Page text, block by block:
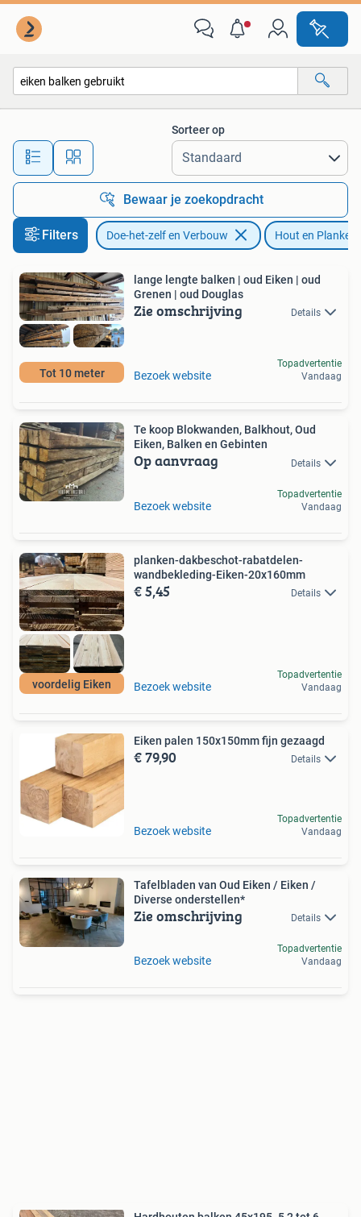
Alle afstanden…
Sorteer op
Bewaar je zoekopdracht
Filters Doe-het-zelf en Verbouw Hout en Planken
Tot 10 meter
lange lengte balken | oud Eiken | oud
Grenen | oud Douglas
Zie omschrijving Details
Bezoek website
Topadvertentie
Vandaag
Te koop Blokwanden, Balkhout, Oud
Eiken, Balken en Gebinten
Op aanvraag Details
Bezoek website
Topadvertentie
Vandaag
voordelig Eiken
planken-dakbeschot-rabatdelen-
wandbekleding-Eiken-20x160mm
€ 5,45 Details
Bezoek website
Topadvertentie
Vandaag
Eiken palen 150x150mm fijn gezaagd
€ 79,90 Details
Bezoek website
Topadvertentie
Vandaag
Tafelbladen van Oud Eiken / Eiken /
Diverse onderstellen*
Zie omschrijving Details
Bezoek website
Topadvertentie
Vandaag